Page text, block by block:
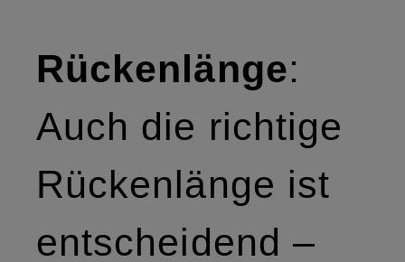
Rückenlänge:
Auch die richtige
Rückenlänge ist
entscheidend –